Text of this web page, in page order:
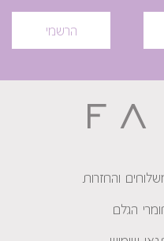
הרשמי
והחזרות
הגלם